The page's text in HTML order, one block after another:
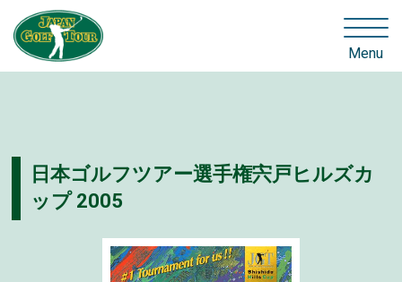
Menu
日本ゴルフツアー選手権宍戸ヒルズカ
ップ 2005